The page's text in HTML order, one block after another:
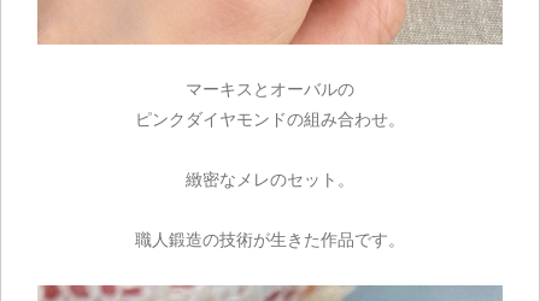
マーキスとオーバルの
ピンクダイヤモンドの組み合わせ。
緻密なメレのセット。
職人鍛造の技術が生きた作品です。
お買い物を続ける